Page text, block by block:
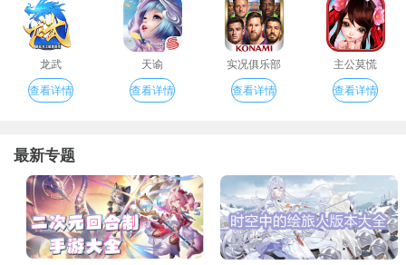
龙武
查看详情
天谕
查看详情
实况俱乐部
查看详情
主公莫慌
查看详情
最新专题